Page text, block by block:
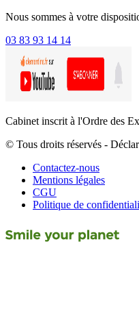
Nous sommes à votre
03 83 93 14 14
Cabinet inscrit à l'Ordre des
© Tous droits réservés -
Contactez-nous
Mentions légales
CGU
Politique de